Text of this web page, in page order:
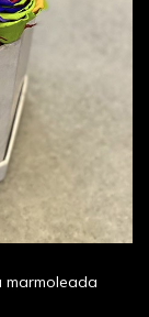
marmoleada